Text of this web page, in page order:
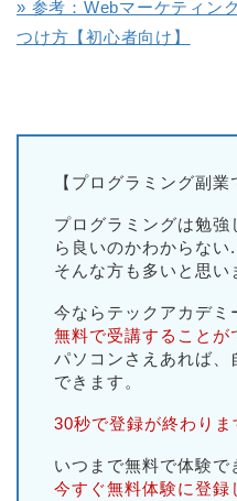
» 参考：Webマーケティン
つけ方【初心者向け】
【プログラミング副業
プログラミングは勉強
ら良いのかわからない
そんな方も多いと思い
今ならテックアカデミ
無料で受講することが
パソコンさえあれば、
できます。
30秒で登録が終わりま
いつまで無料で体験で
今すぐ無料体験に登録